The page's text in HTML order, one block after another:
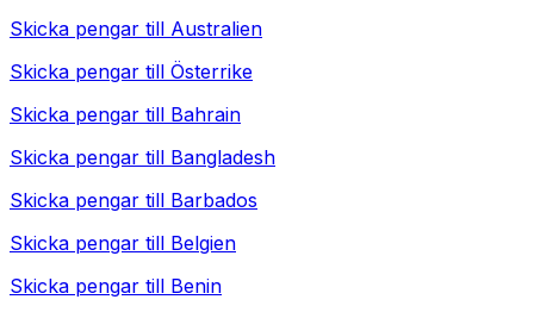
Skicka pengar till Australien
Skicka pengar till Österrike
Skicka pengar till Bahrain
Skicka pengar till Bangladesh
Skicka pengar till Barbados
Skicka pengar till Belgien
Skicka pengar till Benin